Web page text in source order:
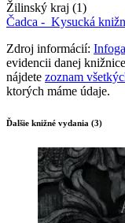
Žilinský kraj (1)
Čadca - Kysucká
Zdroj informácií:
evidencii danej
nájdete zoznam
ktorých máme údaje.
Ďalšie knižné vydania (3)